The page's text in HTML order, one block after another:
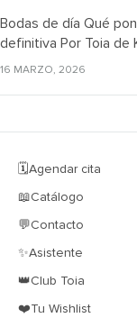
Bodas de día Qué
definitiva Por Toia de
pide colores, ligereza
16 MARZO, 2026
🗓️Agendar cita
📖Catálogo
💬Contacto
✨Asistente
👑Club Toia
❤️Tu Wishlist